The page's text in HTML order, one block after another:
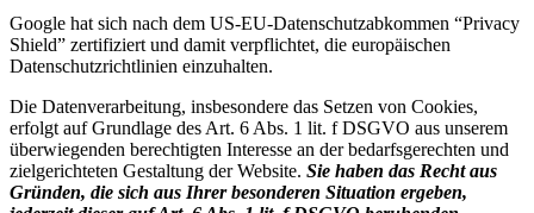
Google hat sich nach dem US-EU-Datenschutzabkommen “Privacy
Shield” zertifiziert und damit verpflichtet, die europäischen
Datenschutzrichtlinien einzuhalten.
Die Datenverarbeitung, insbesondere das Setzen von Cookies,
erfolgt auf Grundlage des Art. 6 Abs. 1 lit. f DSGVO aus unserem
überwiegenden berechtigten Interesse an der bedarfsgerechten und
zielgerichteten Gestaltung der Website. Sie haben das Recht aus
Gründen, die sich aus Ihrer besonderen Situation ergeben,